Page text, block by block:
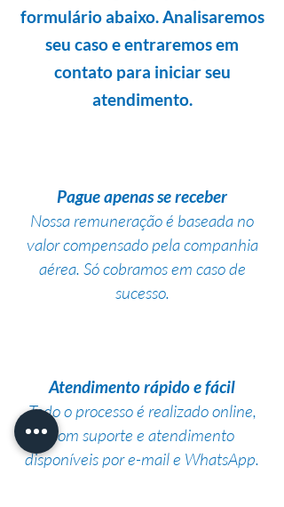
formulário abaixo. Analisaremos
seu caso e entraremos em
contato para iniciar seu
atendimento.
Pague apenas se receber
Nossa remuneração é baseada no
valor compensado pela companhia
aérea. Só cobramos em caso de
sucesso.
Atendimento rápido e fácil
Todo o processo é realizado online,
com suporte e atendimento
disponíveis por e-mail e WhatsApp.